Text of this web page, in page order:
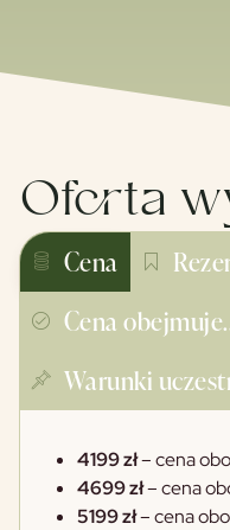
Oferta
Cena
Cena
Warunki
4199 zł– cena
4699 zł– cena
5199 zł– cena